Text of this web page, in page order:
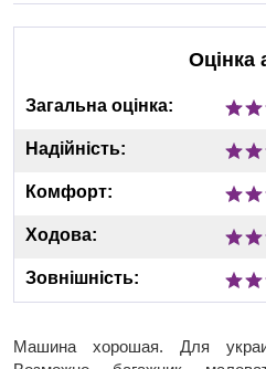
Оцінка
Загальна оцінка:
Надійність:
Комфорт:
Ходова:
Зовнішність:
Машина хорошая. Для